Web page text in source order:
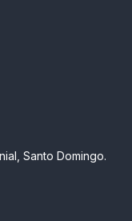
Santo Domingo.